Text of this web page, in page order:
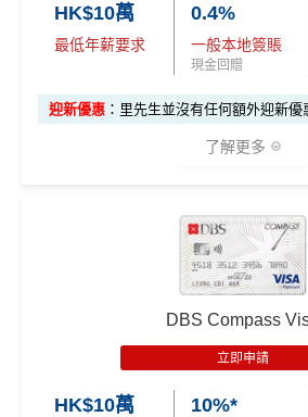
網上交易中非香港商戶用港幣交易
里數，但唔收charge
八達通自動增值$12=1里，每日增
查看更多信用卡詳情及分析...
精選健康及保健禮遇低至48折/專
Visa Card，DBS有時只做Visa
於Visa Platinum每個曆月的首
港幣支付外國註册商戶(如Airbnb)
商戶註冊地清單)
淨睇本地簽賬回贈1%未算市場上
有得儲里數但手續費貴 (Sorry囉，
嚟講真係)
HK$10萬
最低年薪要求
0.4%
一般本地簽賬
現金回贈
迎新優惠 ：里先生並沒有任何額外迎新優
了解更多
fresh grad都申請得
指定類別簽賬高達5%回贈
10次Flex Shopping免費分期
缺點
DBS Compass
立即申請
HK$10萬 10%*